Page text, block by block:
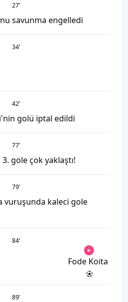
27’
savunma engelledi
34’
42’
golü iptal edildi
77’
3. gole çok yaklaştı!
79’
vuruşunda kaleci gole
84’
Fode Koita
89’